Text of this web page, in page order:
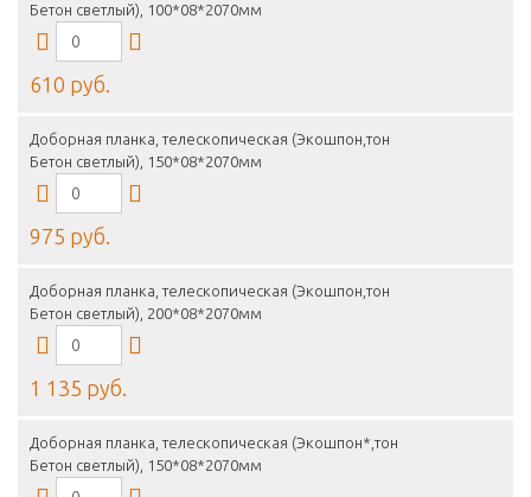
Бетон светлый), 100*08*2070мм
610 руб.
Доборная планка, телескопическая (Экошпон,тон
Бетон светлый), 150*08*2070мм
975 руб.
Доборная планка, телескопическая (Экошпон,тон
Бетон светлый), 200*08*2070мм
1 135 руб.
Доборная планка, телескопическая (Экошпон*,тон
Бетон светлый), 150*08*2070мм